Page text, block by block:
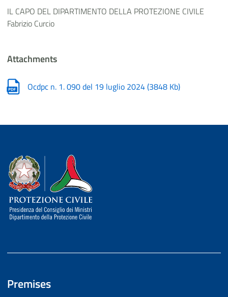
IL CAPO DEL DIPARTIMENTO DELLA PROTEZIONE CIVILE
Fabrizio Curcio
Attachments
Ocdpc n. 1. 090 del 19 luglio 2024(3848 Kb)
Dipartimento della Protezione Civile
Premises